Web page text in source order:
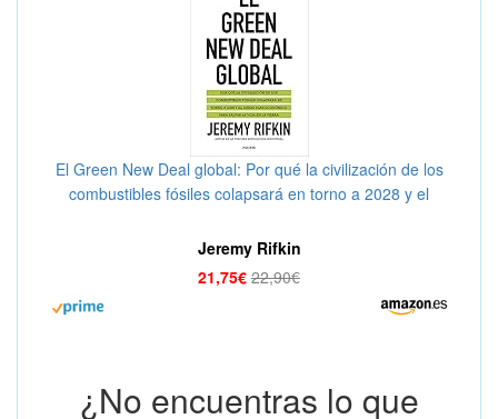
El Green New Deal global: Por qué la civilización de los
combustibles fósiles colapsará en torno a 2028 y el
(Estado y Sociedad)
Jeremy Rifkin
21,75€ 22,90€
¿No encuentras lo que